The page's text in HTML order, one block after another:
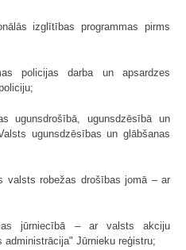
izglītības programmas pirms
policijas darba un apsardzes
ugunsdrošībā, ugunsdzēsībā un
ugunsdzēsības un glābšanas
valsts robežas drošības jomā – ar
jūrniecībā – ar valsts akciju
Jūrnieku reģistru;